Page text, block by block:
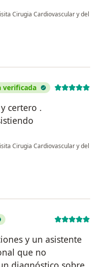
Cirugia Cardiovascular y del
verificada
certero .
Cirugia Cardiovascular y del
y un asistente
que no